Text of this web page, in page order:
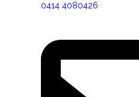
0414 4080426